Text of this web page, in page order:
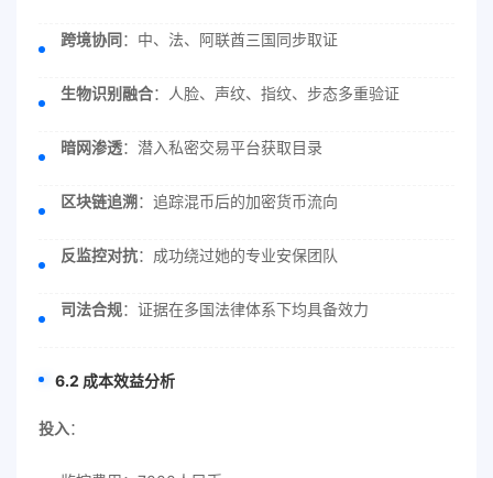
跨境协同：中、法、阿联酋三国同步取证
生物识别融合：人脸、声纹、指纹、步态多重验证
暗网渗透：潜入私密交易平台获取目录
区块链追溯：追踪混币后的加密货币流向
反监控对抗：成功绕过她的专业安保团队
司法合规：证据在多国法律体系下均具备效力
6.2 成本效益分析
投入：